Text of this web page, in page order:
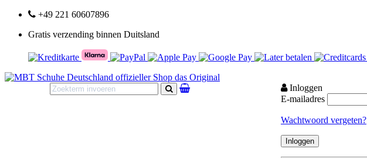
+49 221 60607896
Gratis verzending binnen Duitsland
Zoeken
Inloggen
E-mailadres
Wachtwoord vergeten?